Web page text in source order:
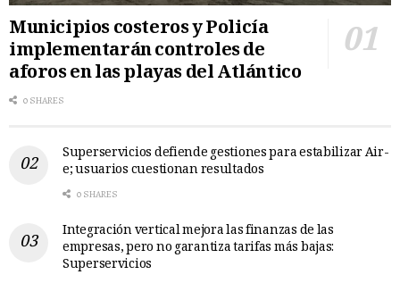
Municipios costeros y Policía
implementarán controles de
aforos en las playas del Atlántico
0 SHARES
Superservicios defiende gestiones para estabilizar Air-
e; usuarios cuestionan resultados
0 SHARES
Integración vertical mejora las finanzas de las
empresas, pero no garantiza tarifas más bajas:
Superservicios